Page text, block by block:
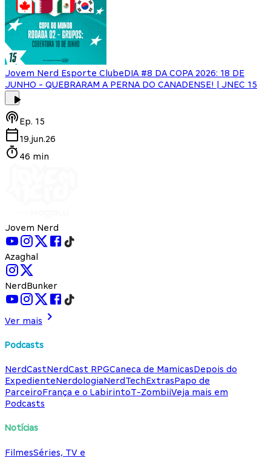
Jovem Nerd Esporte ClubeDIA #8 DA COPA 2026: 18 DE
JUNHO - QUEBRARAM A PERNA DO CANADENSE! | JNEC 15
Ep. 15
19.jun.26
46 min
Jovem Nerd
Azaghal
NerdBunker
Ver mais
Podcasts
NerdCastNerdCast RPGCaneca de MamicasDepois do
ExpedienteNerdologiaNerdTechExtrasPapo de
ParceiroFrança e o LabirintoT-ZombiiVeja mais em
Podcasts
Notícias
FilmesSéries, TV e